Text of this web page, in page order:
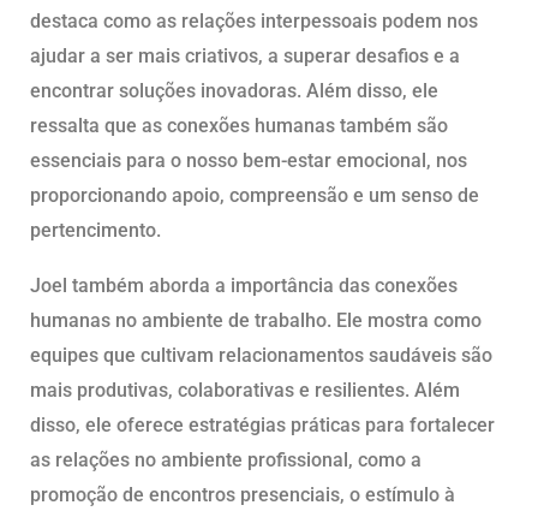
destaca como as relações interpessoais podem nos
ajudar a ser mais criativos, a superar desafios e a
encontrar soluções inovadoras. Além disso, ele
ressalta que as conexões humanas também são
essenciais para o nosso bem-estar emocional, nos
proporcionando apoio, compreensão e um senso de
pertencimento.
Joel também aborda a importância das conexões
humanas no ambiente de trabalho. Ele mostra como
equipes que cultivam relacionamentos saudáveis são
mais produtivas, colaborativas e resilientes. Além
disso, ele oferece estratégias práticas para fortalecer
as relações no ambiente profissional, como a
promoção de encontros presenciais, o estímulo à